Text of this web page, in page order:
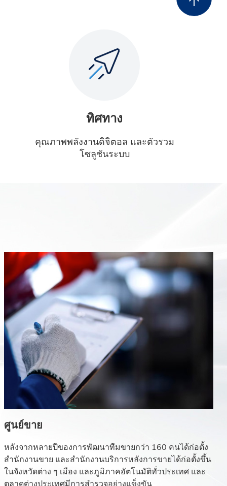
ทิศทาง
คุณภาพพลังงานดิจิตอล และตัวรวม
โซลูชันระบบ
ศูนย์ขาย
หลังจากหลายปีของการพัฒนาทีมขายกว่า 160 คนได้ก่อตั้ง
สำนักงานขาย และสำนักงานบริการหลังการขายได้ก่อตั้งขึ้น
ในจังหวัดต่าง ๆ เมือง และภูมิภาคอัตโนมัติทั่วประเทศ และ
ตลาดต่างประเทศมีการสำรวจอย่างแข็งขัน